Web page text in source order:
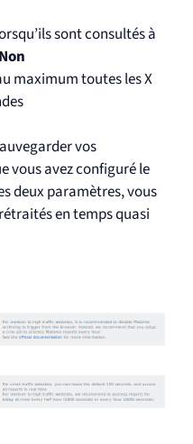
sont consultés à
Non
maximum toutes les X
vos
vous avez configuré le
deux paramètres, vous
en temps quasi